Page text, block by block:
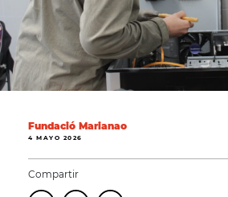
Fundació Marianao
4 MAYO 2026
Compartir